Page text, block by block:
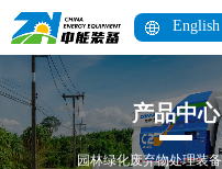
园林绿化废弃物处理装
产品中心
English